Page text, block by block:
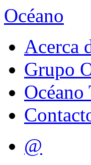
Océano
Acerca
Grupo
Océano
@